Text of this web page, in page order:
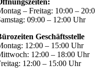
– Freitag: 10:00 –
09:00 – 12:00 Uhr
Geschäftsstelle
12:00 – 15:00 Uhr
12:00 – 18:00 Uhr
12:00 – 15:00 Uhr